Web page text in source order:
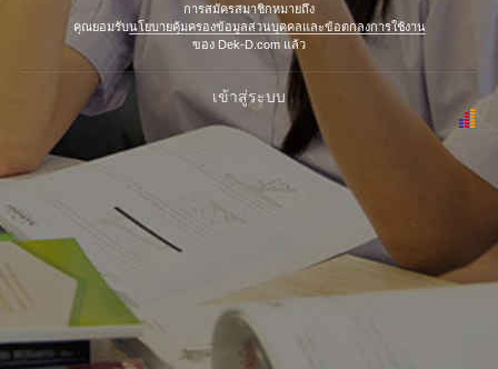
การสมัครสมาชิกหมายถึง
คุณยอมรับนโยบายคุ้มครองข้อมูลส่วนบุคคลและข้อตกลงการใช้งาน
ของ Dek-D.com แล้ว
เข้าสู่ระบบ